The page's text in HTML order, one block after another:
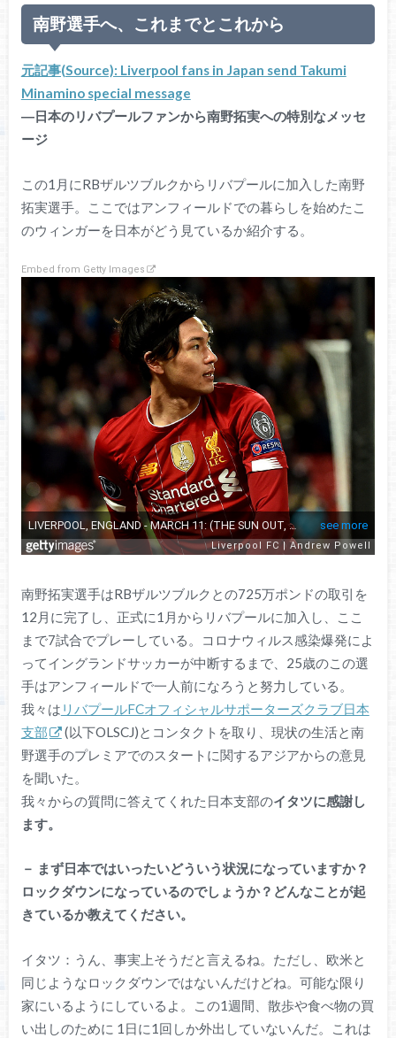
南野選手へ、これまでとこれから
元記事(Source): Liverpool fans in Japan send Takumi
Minamino special message
―日本のリバプールファンから南野拓実への特別なメッセ
ージ
この1月にRBザルツブルクからリバプールに加入した南野
拓実選手。ここではアンフィールドでの暮らしを始めたこ
のウィンガーを日本がどう見ているか紹介する。
Embed from Getty Images
南野拓実選手はRBザルツブルクとの725万ポンドの取引を
12月に完了し、正式に1月からリバプールに加入し、ここ
まで7試合でプレーしている。コロナウィルス感染爆発によ
ってイングランドサッカーが中断するまで、25歳のこの選
手はアンフィールドで一人前になろうと努力している。
我々は リバプールFCオフィシャルサポーターズクラブ日本
支部
(以下OLSCJ)とコンタクトを取り、現状の生活と南
野選手のプレミアでのスタートに関するアジアからの意見
を聞いた。
我々からの質問に答えてくれた日本支部のイタツに感謝し
ます。
－ まず日本ではいったいどういう状況になっていますか？
ロックダウンになっているのでしょうか？どんなことが起
きているか教えてください。
イタツ：うん、事実上そうだと言えるね。ただし、欧米と
同じようなロックダウンではないんだけどね。可能な限り
家にいるようにしているよ。この1週間、散歩や食べ物の買
い出しのために 1日に1回しか外出していないんだ。これは